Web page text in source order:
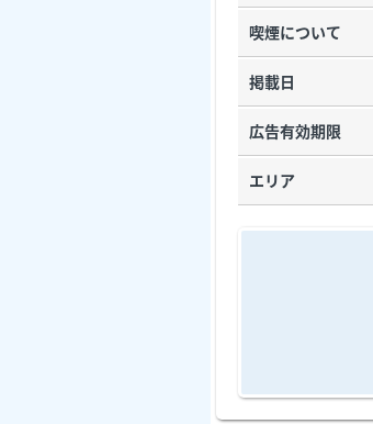
喫煙について
掲載日
広告有効期限
エリア